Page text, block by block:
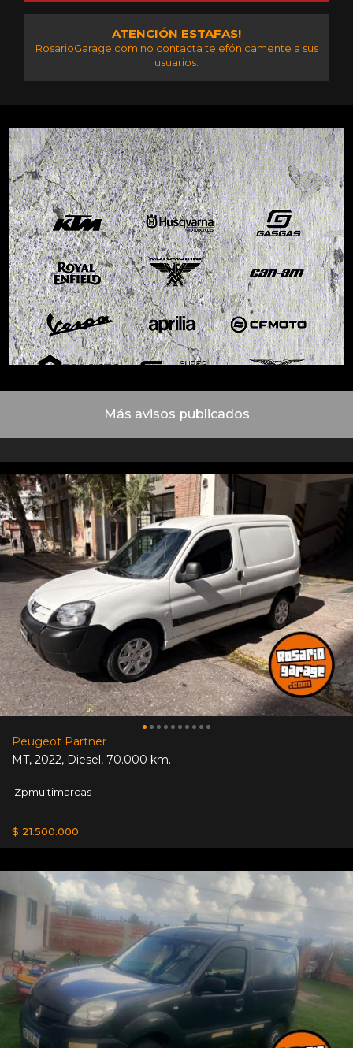
ATENCIÓN ESTAFAS!
RosarioGarage.com no contacta telefónicamente a sus
usuarios.
Más avisos publicados
Peugeot Partner
MT, 2022, Diesel, 70.000 km.
Zpmultimarcas
$ 21.500.000